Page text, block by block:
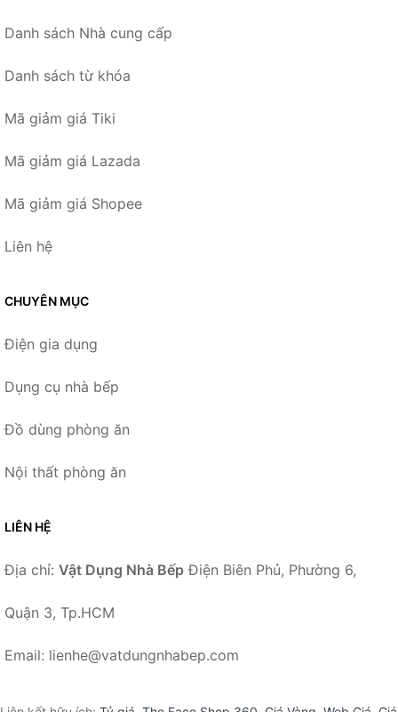
Danh sách Nhà cung cấp
Danh sách từ khóa
Mã giảm giá Tiki
Mã giảm giá Lazada
Mã giảm giá Shopee
Liên hệ
CHUYÊN MỤC
Điện gia dụng
Dụng cụ nhà bếp
Đồ dùng phòng ăn
Nội thất phòng ăn
LIÊN HỆ
Địa chỉ: Vật Dụng Nhà Bếp Điện Biên Phủ, Phường 6,
Quận 3, Tp.HCM
Email: lienhe@vatdungnhabep.com